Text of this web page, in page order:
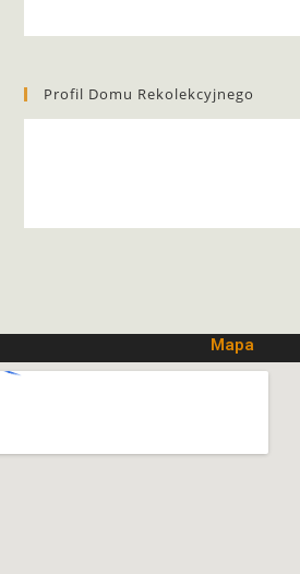
Profil Domu Rekolekcyjnego
Mapa